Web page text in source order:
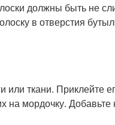
должны быть не
в отверстия
ткани. Приклейте
на мордочку. Добавьте